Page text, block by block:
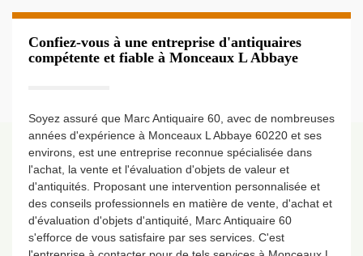
Confiez-vous à une entreprise d'antiquaires
compétente et fiable à Monceaux L Abbaye
Soyez assuré que Marc Antiquaire 60, avec de nombreuses
années d'expérience à Monceaux L Abbaye 60220 et ses
environs, est une entreprise reconnue spécialisée dans
l'achat, la vente et l'évaluation d'objets de valeur et
d'antiquités. Proposant une intervention personnalisée et
des conseils professionnels en matière de vente, d'achat et
d'évaluation d'objets d'antiquité, Marc Antiquaire 60
s'efforce de vous satisfaire par ses services. C'est